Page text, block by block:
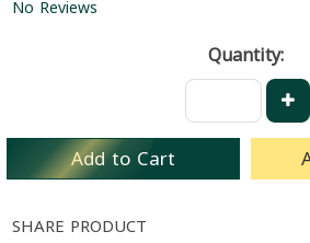
No Reviews
Quantity:
Add to Cart
SHARE PRODUCT